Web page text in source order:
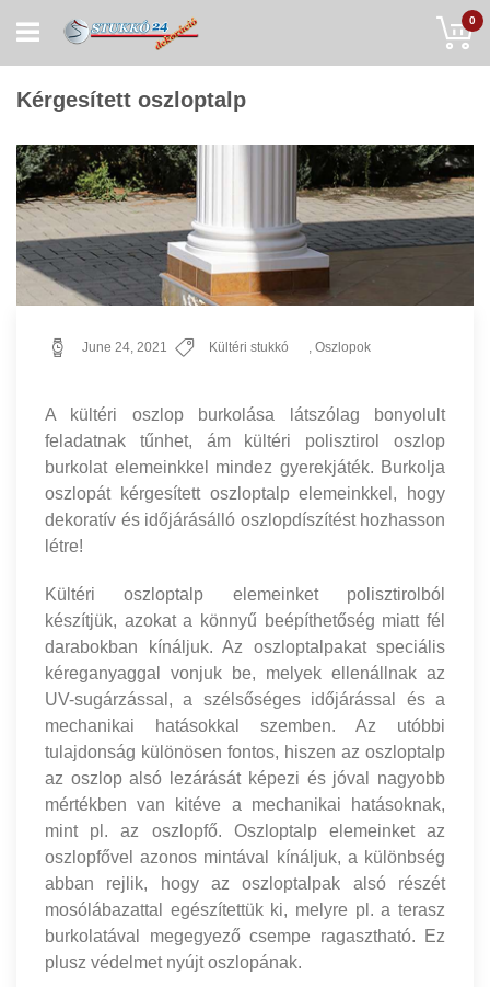
to
0
Kérgesített oszloptalp
June 24, 2021 Kültéri stukkó Oszlopok
A kültéri oszlop burkolása látszólag bonyolult
feladatnak tűnhet, ám kültéri polisztirol oszlop
burkolat elemeinkkel mindez gyerekjáték. Burkolja
oszlopát kérgesített oszloptalp elemeinkkel, hogy
dekoratív és időjárásálló oszlopdíszítést hozhasson
létre!
Kültéri oszloptalp elemeinket polisztirolból
készítjük, azokat a könnyű beépíthetőség miatt fél
darabokban kínáljuk. Az oszloptalpakat speciális
kéreganyaggal vonjuk be, melyek ellenállnak az
UV-sugárzással, a szélsőséges időjárással és a
mechanikai hatásokkal szemben. Az utóbbi
tulajdonság különösen fontos, hiszen az oszloptalp
az oszlop alsó lezárását képezi és jóval nagyobb
mértékben van kitéve a mechanikai hatásoknak,
mint pl. az oszlopfő. Oszloptalp elemeinket az
oszlopfővel azonos mintával kínáljuk, a különbség
abban rejlik, hogy az oszloptalpak alsó részét
mosólábazattal egészítettük ki, melyre pl. a terasz
burkolatával megegyező csempe ragasztható. Ez
plusz védelmet nyújt oszlopának.